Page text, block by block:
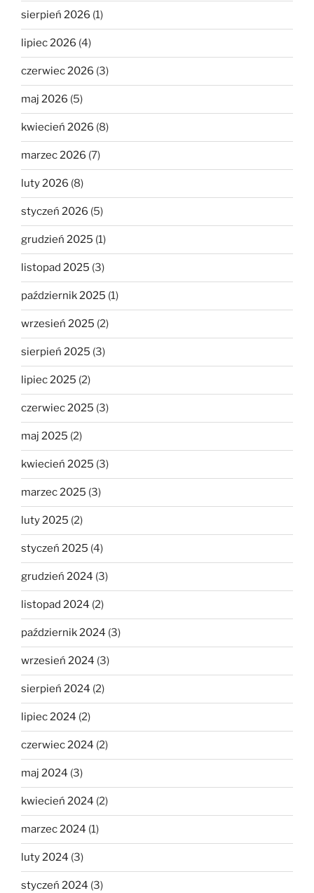
sierpień 2026 (1)
lipiec 2026 (4)
czerwiec 2026 (3)
maj 2026 (5)
kwiecień 2026 (8)
marzec 2026 (7)
luty 2026 (8)
styczeń 2026 (5)
grudzień 2025 (1)
listopad 2025 (3)
październik 2025 (1)
wrzesień 2025 (2)
sierpień 2025 (3)
lipiec 2025 (2)
czerwiec 2025 (3)
maj 2025 (2)
kwiecień 2025 (3)
marzec 2025 (3)
luty 2025 (2)
styczeń 2025 (4)
grudzień 2024 (3)
listopad 2024 (2)
październik 2024 (3)
wrzesień 2024 (3)
sierpień 2024 (2)
lipiec 2024 (2)
czerwiec 2024 (2)
maj 2024 (3)
kwiecień 2024 (2)
marzec 2024 (1)
luty 2024 (3)
styczeń 2024 (3)